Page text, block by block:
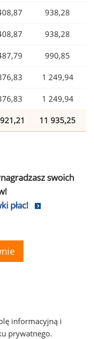
938,28
938,28
990,85
1 249,94
1 249,94
11 935,25
swoich
płac!
informacyjną i
prywatnego.